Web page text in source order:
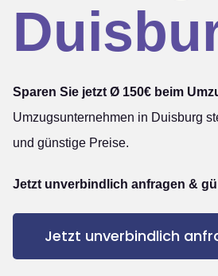
Sparen Sie jetzt Ø 150€ beim
Umzugsunternehmen in Duisburg
und günstige Preise.
Jetzt unverbindlich anfragen &
Jetzt unverbindlich